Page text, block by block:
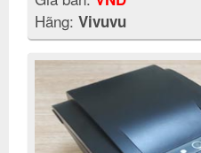
Hãng: Vivuvu